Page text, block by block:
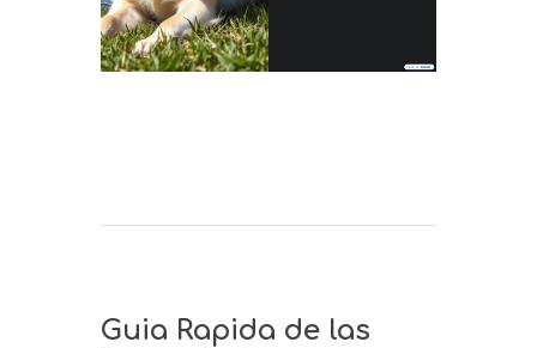
Guia Rapida de las